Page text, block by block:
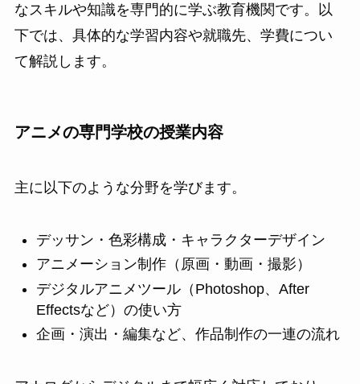
なスキルや知識を専門的に学ぶ教育機関です。以
下では、具体的な学習内容や就職先、学費につい
て解説します。
アニメの専門学校の授業内容
主に以下のような分野を学びます。
デッサン・色彩構成・キャラクターデザイン
アニメーション制作（原画・動画・撮影）
デジタルアニメツール（Photoshop、After
Effectsなど）の使い方
企画・演出・編集など、作品制作の一連の流れ